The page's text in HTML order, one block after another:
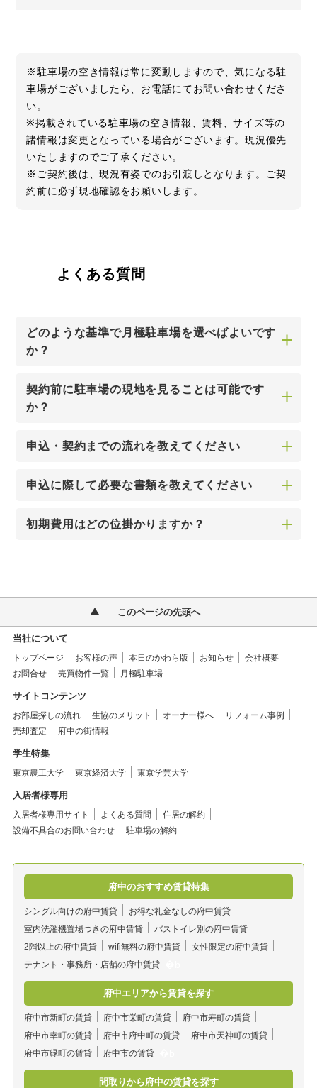
※駐車場の空き情報は常に変動しますので、気になる駐
車場がございましたら、お電話にてお問い合わせくださ
い。
※掲載されている駐車場の空き情報、賃料、サイズ等の
諸情報は変更となっている場合がございます。現況優先
いたしますのでご了承ください。
※ご契約後は、現況有姿でのお引渡しとなります。ご契
約前に必ず現地確認をお願いします。
よくある質問
どのような基準で月極駐車場を選べばよいです
か？
契約前に駐車場の現地を見ることは可能です
か？
申込・契約までの流れを教えてください
申込に際して必要な書類を教えてください
初期費用はどの位掛かりますか？
このページの先頭へ
当社について
トップページ お客様の声 本日のかわら版 お知らせ
会社概要
お問合せ
売買物件一覧 月極駐車場
サイトコンテンツ
お部屋探しの流れ 生協のメリット オーナー様へ
リフォーム事例
売却査定
府中の街情報
学生特集
東京農工大学 東京経済大学 東京学芸大学
入居者様専用
入居者様専用サイト よくある質問
住居の解約
設備不具合のお問い合わせ
駐車場の解約
府中のおすすめ賃貸特集
シングル向けの府中賃貸
お得な礼金なしの府中賃貸
室内洗濯機置場つきの府中賃貸
バストイレ別の府中賃貸
2階以上の府中賃貸
wifi無料の府中賃貸
女性限定の府中賃貸
テナント・事務所・店舗の府中賃貸
府中エリアから賃貸を探す
府中市新町の賃貸 府中市栄町の賃貸
府中市寿町の賃貸
府中市幸町の賃貸
府中市府中町の賃貸
府中市天神町の賃貸
府中市緑町の賃貸
府中市の賃貸
間取りから府中の賃貸を探す